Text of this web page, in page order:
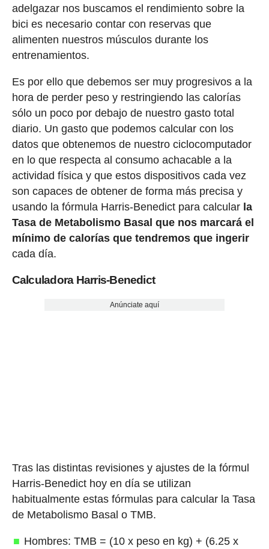
adelgazar nos buscamos el rendimiento sobre la
bici es necesario contar con reservas que
alimenten nuestros músculos durante los
entrenamientos.
Es por ello que debemos ser muy progresivos a la
hora de perder peso y restringiendo las calorías
sólo un poco por debajo de nuestro gasto total
diario. Un gasto que podemos calcular con los
datos que obtenemos de nuestro ciclocomputador
en lo que respecta al consumo achacable a la
actividad física y que estos dispositivos cada vez
son capaces de obtener de forma más precisa y
usando la fórmula Harris-Benedict para calcular la
Tasa de Metabolismo Basal que nos marcará el
mínimo de calorías que tendremos que ingerir
cada día.
Calculadora Harris-Benedict
Anúnciate aquí
Tras las distintas revisiones y ajustes de la fórmul
Harris-Benedict hoy en día se utilizan
habitualmente estas fórmulas para calcular la Tasa
de Metabolismo Basal o TMB.
Hombres: TMB = (10 x peso en kg) + (6.25 x